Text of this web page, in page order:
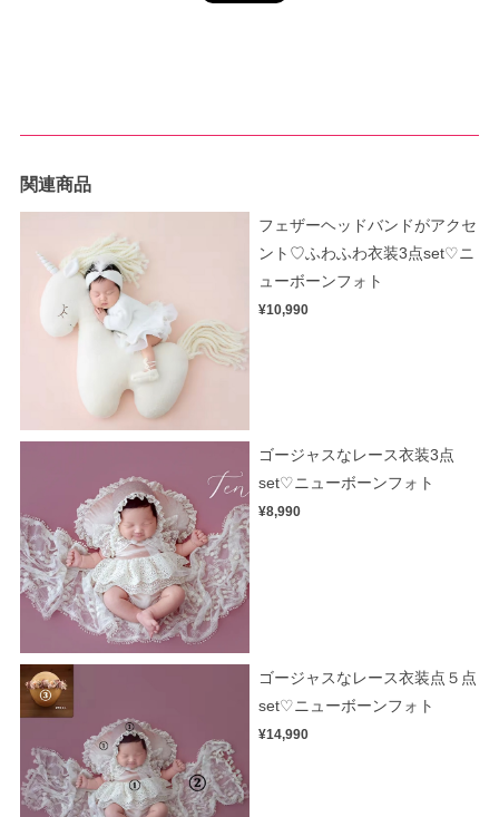
関連商品
フェザーヘッドバンドがアクセ
ント♡ふわふわ衣装3点set♡ニ
ューボーンフォト
¥10,990
ゴージャスなレース衣装3点
set♡ニューボーンフォト
¥8,990
ゴージャスなレース衣装点５点
set♡ニューボーンフォト
¥14,990